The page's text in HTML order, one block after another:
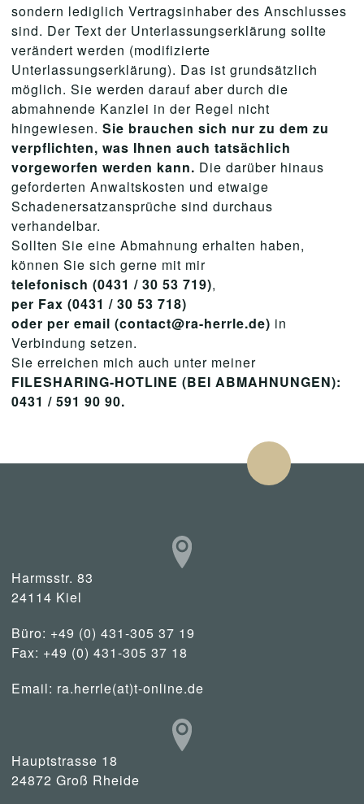
sondern lediglich Vertragsinhaber des Anschlusses
sind. Der Text der Unterlassungserklärung sollte
verändert werden (modifizierte
Unterlassungserklärung). Das ist grundsätzlich
möglich. Sie werden darauf aber durch die
abmahnende Kanzlei in der Regel nicht
hingewiesen. Sie brauchen sich nur zu dem zu
verpflichten, was Ihnen auch tatsächlich
vorgeworfen werden kann. Die darüber hinaus
geforderten Anwaltskosten und etwaige
Schadenersatzansprüche sind durchaus
verhandelbar.
Sollten Sie eine Abmahnung erhalten haben,
können Sie sich gerne mit mir
telefonisch (0431 / 30 53 719),
per Fax (0431 / 30 53 718)
oder per email (contact@ra-herrle.de) in
Verbindung setzen.
Sie erreichen mich auch unter meiner
FILESHARING-HOTLINE (BEI ABMAHNUNGEN):
0431 / 591 90 90.
Harmsstr. 83
24114 Kiel
Büro: +49 (0) 431-305 37 19
Fax: +49 (0) 431-305 37 18
Email: ra.herrle(at)t-online.de
Hauptstrasse 18
24872 Groß Rheide